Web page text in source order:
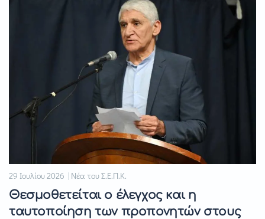
29 Ιουλίου 2026 | Νέα του Σ.Ε.Π.Κ.
Θεσμοθετείται ο έλεγχος και η
ταυτοποίηση των προπονητών στους